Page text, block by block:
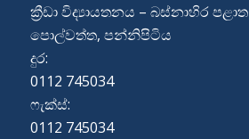
ක්‍රීඩා විද්‍යායතනය – බස්නාහිර පළාත
පොල්වත්ත, පන්නිපිටිය
දුර:
0112 745034
ෆැක්ස්:
0112 745034